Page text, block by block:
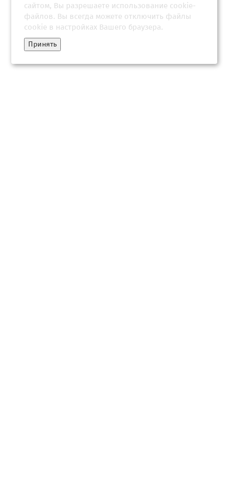
сайтом, Вы разрешаете использование cookie-
файлов. Вы всегда можете отключить файлы
cookie в настройках Вашего браузера.
Принять